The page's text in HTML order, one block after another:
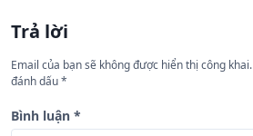
ớ
n
g
b
Trả lời
Email của bạn sẽ không được hiển thị công khai.
đánh dấu*
Bình luận *